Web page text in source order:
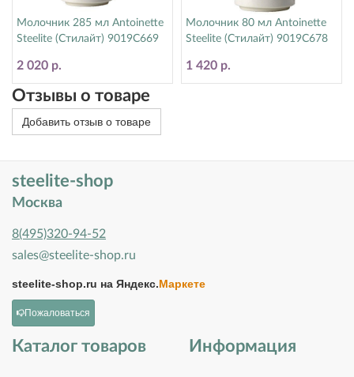
Молочник 285 мл Antoinette
Steelite (Стилайт) 9019C669
2 020 р.
Молочник 80 мл Antoinette
Steelite (Стилайт) 9019C678
1 420 р.
Отзывы о товаре
Добавить отзыв о товаре
steelite-shop
Москва
8(495)320-94-52
sales@steelite-shop.ru
steelite-shop.ru на Яндекс.Маркете
Пожаловаться
Каталог товаров Информация